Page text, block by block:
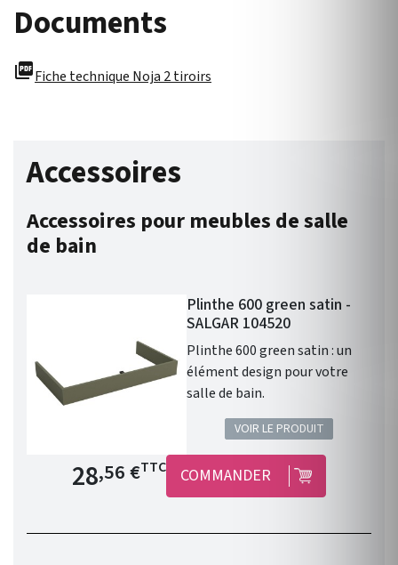
Documents
picture_as_pdfFiche technique Noja 2 tiroirs
Accessoires
Accessoires pour meubles de salle
de bain
Plinthe 600 green satin -
SALGAR 104520
Plinthe 600 green satin : un
élément design pour votre
salle de bain.
VOIR LE PRODUIT
Prix de base
28,56 €TTC COMMANDER